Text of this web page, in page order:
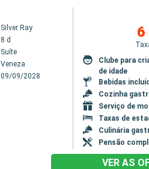
Silver Ray
8 d
Suíte
Veneza
09/09/2028
6
Clube para
de idade
Bebidas
Cozinha
Serviço de
Taxas de
Culinária
Pensão
VER AS